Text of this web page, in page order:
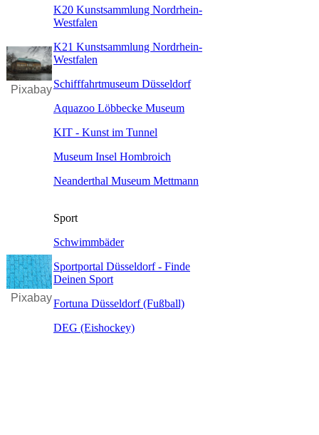
Pixabay
K20 Kunstsammlung Nordrhein-
Westfalen
K21 Kunstsammlung Nordrhein-
Westfalen
Schifffahrtmuseum Düsseldorf
Aquazoo Löbbecke Museum
KIT - Kunst im Tunnel
Museum Insel Hombroich
Neanderthal Museum Mettmann
Pixabay
​Sport
Schwimmbäder
Sportportal Düsseldorf - Finde
Deinen Sport
Fortuna Düsseldorf (Fußball)
DEG (Eishockey)